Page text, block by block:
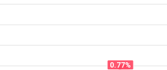
0.77%